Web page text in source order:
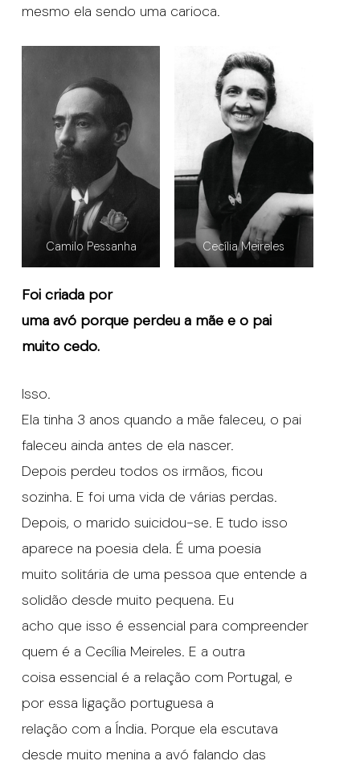
mesmo ela sendo uma carioca.
Camilo Pessanha Cecília Meireles
Foi criada por
uma avó porque perdeu a mãe e o pai
muito cedo.
Isso.
Ela tinha 3 anos quando a mãe faleceu, o pai
faleceu ainda antes de ela nascer.
Depois perdeu todos os irmãos, ficou
sozinha. E foi uma vida de várias perdas.
Depois, o marido suicidou-se. E tudo isso
aparece na poesia dela. É uma poesia
muito solitária de uma pessoa que entende a
solidão desde muito pequena. Eu
acho que isso é essencial para compreender
quem é a Cecília Meireles. E a outra
coisa essencial é a relação com Portugal, e
por essa ligação portuguesa a
relação com a Índia. Porque ela escutava
desde muito menina a avó falando das